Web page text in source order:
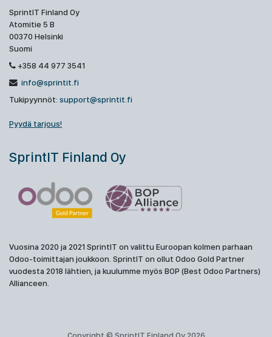
SprintIT Finland Oy
Atomitie 5 B
00370 Helsinki
Suomi
+358 44 977 3541
info@sprintit.fi
Tukipyynnöt: support@sprintit.fi
Pyydä tarjous!
SprintIT Finland Oy
Vuosina 2020 ja 2021 SprintIT on valittu Euroopan kolmen parhaan
Odoo-toimittajan joukkoon. SprintIT on ollut Odoo Gold Partner
vuodesta 2018 lähtien, ja kuulumme myös BOP (Best Odoo Partners)
Allianceen.
Copyright © SprintIT Finland Oy 2026